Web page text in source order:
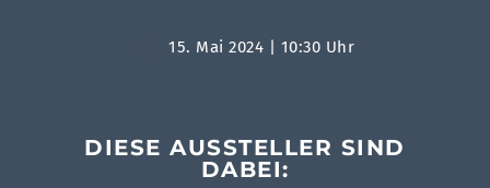
15. Mai 2024 | 10:30 Uhr
DIESE AUSSTELLER SIND
DABEI: